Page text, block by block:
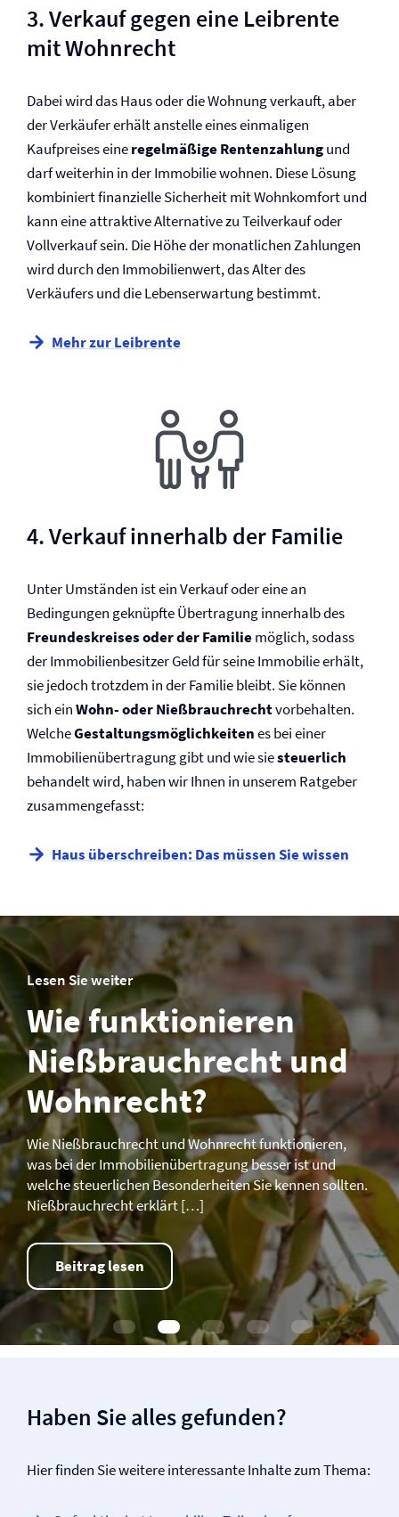
3. Verkauf gegen eine Leibrente
mit Wohnrecht
Dabei wird das Haus oder die Wohnung verkauft, aber
der Verkäufer erhält anstelle eines einmaligen
Kaufpreises eineregelmäßige Rentenzahlungund
darf weiterhin in der Immobilie wohnen. Diese Lösung
kombiniert finanzielle Sicherheit mit Wohnkomfort und
kann eine attraktive Alternative zu Teilverkauf oder
Vollverkauf sein. Die Höhe der monatlichen Zahlungen
wird durch den Immobilienwert, das Alter des
Verkäufers und die Lebenserwartung bestimmt.
Mehr zur Leibrente
4. Verkauf innerhalb der Familie
Unter Umständen ist ein Verkauf oder eine an
Bedingungen geknüpfte Übertragung innerhalb des
Freundeskreises oder der Familiemöglich, sodass
der Immobilienbesitzer Geld für seine Immobilie erhält,
sie jedoch trotzdem in der Familie bleibt. Sie können
sich einWohn- oder Nießbrauchrechtvorbehalten.
WelcheGestaltungsmöglichkeitenes bei einer
Immobilienübertragung gibt und wie siesteuerlich
behandelt wird, haben wir Ihnen in unserem Ratgeber
zusammengefasst:
Haus überschreiben: Das müssen Sie wissen
Lesen Sie weiter
Wie funktionieren
Nießbrauchrecht und
Wohnrecht?
Wie Nießbrauchrecht und Wohnrecht funktionieren,
was bei der Immobilienübertragung besser ist und
welche steuerlichen Besonderheiten Sie kennen sollten.
Nießbrauchrecht erklärt […]
Beitrag lesen
Haben Sie alles gefunden?
Hier finden Sie weitere interessante Inhalte zum Thema: